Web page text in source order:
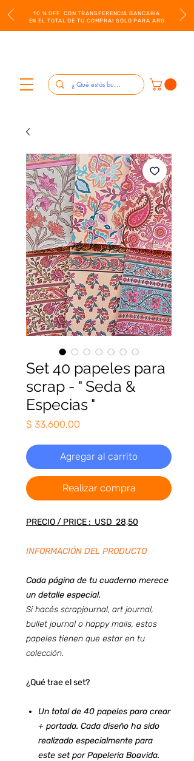
10 % OFF CON TRANSFERENCIA BANCARIA
EN EL TOTAL DE TU COMPRA! SOLO PARA ARG.
Set 40 papeles para
scrap - " Seda &
Especias "
$ 33.600,00
Agregar al carrito
Realizar compra
PRECIO / PRICE : USD 28,50
INFORMACIÓN DEL PRODUCTO
Cada página de tu cuaderno merece
un detalle especial.
Si hacés scrapjournal, art journal,
bullet journal o happy mails, estos
papeles tienen que estar en tu
colección.
¿Qué trae el set?
Un total de 40 papeles para crear
+ portada. Cada diseño ha sido
realizado especialmente para
este set por Papeleria Boavida.